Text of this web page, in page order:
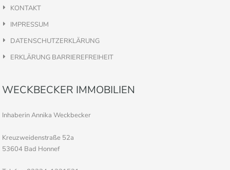
KONTAKT
IMPRESSUM
DATENSCHUTZERKLÄRUNG
ERKLÄRUNG BARRIEREFREIHEIT
WECKBECKER IMMOBILIEN
Inhaberin Annika Weckbecker
Kreuzweidenstraße 52a
53604 Bad Honnef